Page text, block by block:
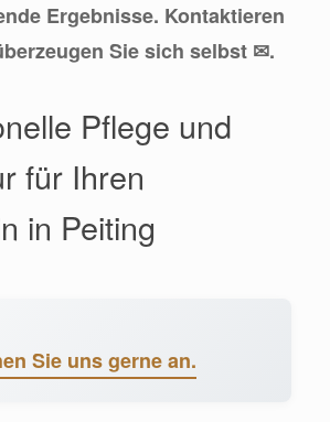
Ergebnisse. Kontaktieren
Sie sich selbst ✉.
Pflege und
für Ihren
in Peiting
Sie uns gerne an.